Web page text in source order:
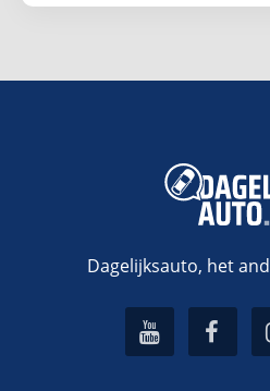
Dagelijksauto, het